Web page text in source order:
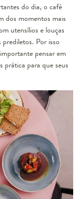
do dia, o café
dos momentos mais
utensílios e louças
Por isso
pensar em
prática para que seus